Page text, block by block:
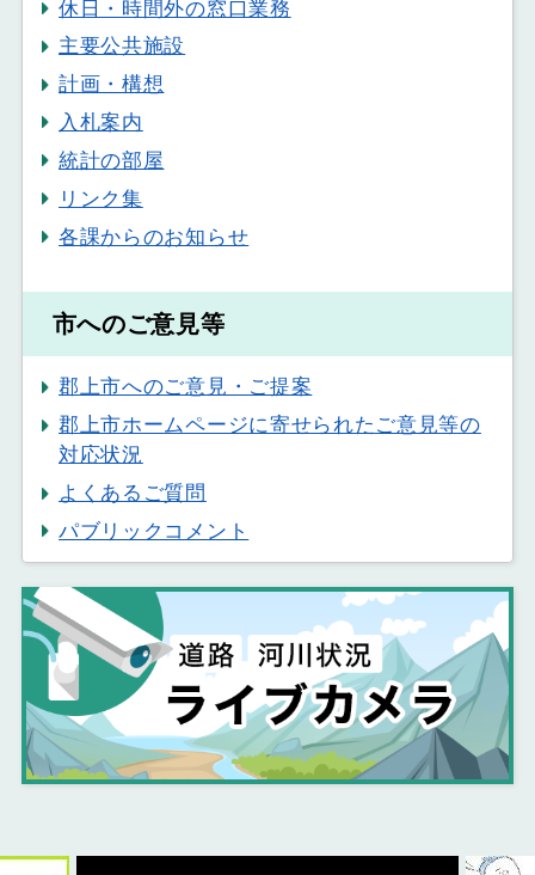
休日・時間外の窓口業務
主要公共施設
計画・構想
入札案内
統計の部屋
リンク集
各課からのお知らせ
市へのご意見等
郡上市へのご意見・ご提案
郡上市ホームページに寄せられたご意見等の
対応状況
よくあるご質問
パブリックコメント